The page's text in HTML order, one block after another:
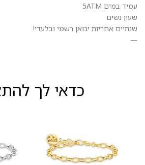
עמיד במים 5ATM
שעון נשים
שנתיים אחריות יבואן רשמי ובלעדי!
—
כדאי לך